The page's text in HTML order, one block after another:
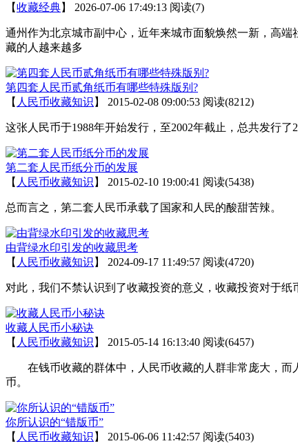
【收藏经典】 2026-07-06 17:49:13 阅读(7)
通州作为北京城市副中心，近年来城市面貌焕然一新，高
藏的人越来越多
第四套人民币贰角纸币有哪些特殊版别?
【 人民币收藏知识 】 2015-02-08 09:00:53 阅读(8212)
这张人民币于1988年开始发行，至2002年截止，总共发行
第二套人民币纸分币的发展
【 人民币收藏知识 】 2015-02-10 19:00:41 阅读(5438)
总而言之，第二套人民币承载了国家和人民的酸甜苦辣。
由背绿水印引发的收藏思考
【 人民币收藏知识 】 2024-09-17 11:49:57 阅读(4720)
对此，我们不禁认识到了收藏投资的意义，收藏投资对于纸
收藏人民币小秘诀
【 人民币收藏知识 】 2015-05-14 16:13:40 阅读(6457)
在钱币收藏的群体中，人民币收藏的人群非常庞大，而
币。
你所认识的“错版币”
【 人民币收藏知识 】 2015-06-06 11:42:57 阅读(5403)